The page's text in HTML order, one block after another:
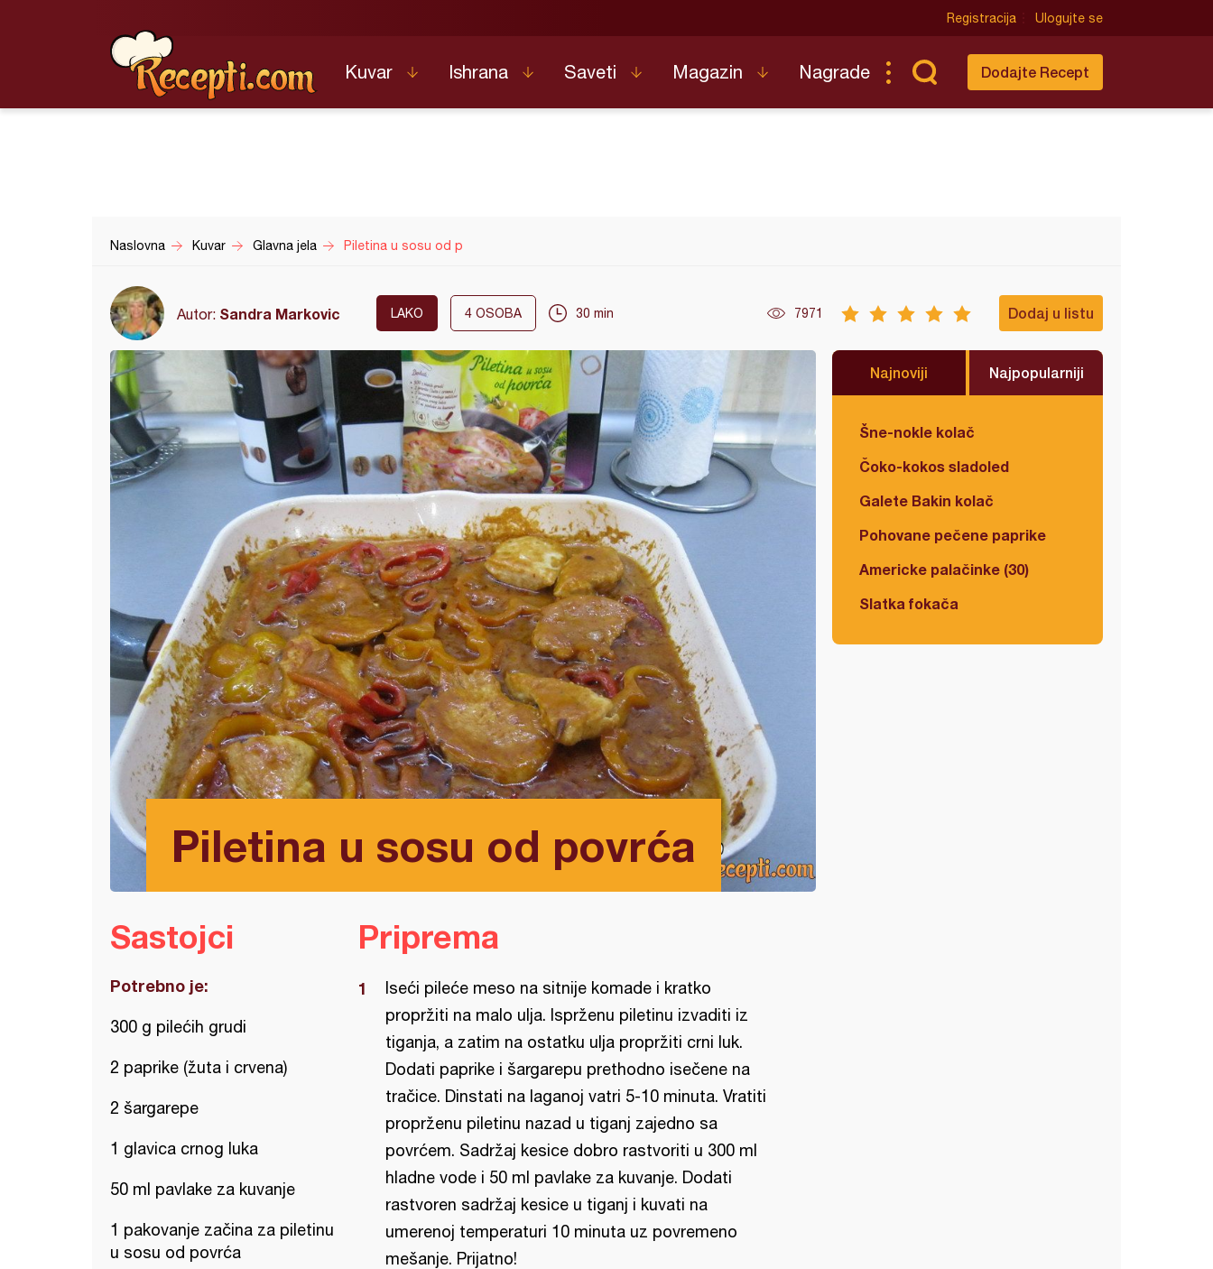
Registracija Ulogujte se
Kuvar Ishrana Saveti Magazin Nagrade Dodajte Recept
Naslovna Kuvar Glavna jela Piletina u sosu od p
Autor: Sandra Markovic LAKO 4 OSOBA 30 min 7971 Dodaj u listu
Piletina u sosu od povrća
Najnoviji Najpopularniji
Šne-nokle kolač
Čoko-kokos sladoled
Galete Bakin kolač
Pohovane pečene paprike
Americke palačinke (30)
Slatka fokača
Sastojci
Potrebno je:
300 g pilećih grudi
2 paprike (žuta i crvena)
2 šargarepe
1 glavica crnog luka
50 ml pavlake za kuvanje
1 pakovanje začina za piletinu
u sosu od povrća
Priprema
Iseći pileće meso na sitnije komade i kratko
propržiti na malo ulja. Isprženu piletinu izvaditi iz
tiganja, a zatim na ostatku ulja propržiti crni luk.
Dodati paprike i šargarepu prethodno isečene na
tračice. Dinstati na laganoj vatri 5-10 minuta. Vratiti
proprženu piletinu nazad u tiganj zajedno sa
povrćem. Sadržaj kesice dobro rastvoriti u 300 ml
hladne vode i 50 ml pavlake za kuvanje. Dodati
rastvoren sadržaj kesice u tiganj i kuvati na
umerenoj temperaturi 10 minuta uz povremeno
mešanje. Prijatno!